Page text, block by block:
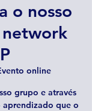
o nosso
online
grupo e através
que o